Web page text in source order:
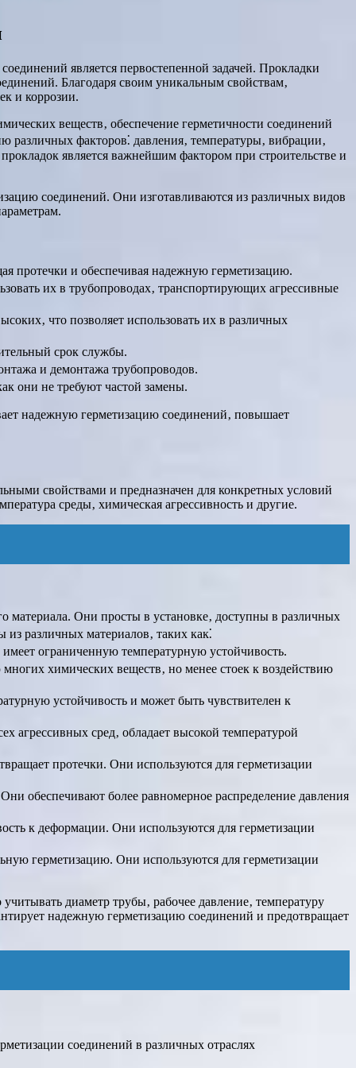
является первостепенной задачей. Прокладки
Благодаря своим уникальным свойствам‚
и коррозии.
веществ‚ обеспечение герметичности соединений
различных факторов⁚ давления‚ температуры‚ вибрации‚
является важнейшим фактором при строительстве и
соединений. Они изготавливаются из различных видов
протечки и обеспечивая надежную герметизацию.
их в трубопроводах‚ транспортирующих агрессивные
что позволяет использовать их в различных
срок службы.
и демонтажа трубопроводов.
они не требуют частой замены.
надежную герметизацию соединений‚ повышает
свойствами и предназначен для конкретных условий
среды‚ химическая агрессивность и другие.
материала. Они просты в установке‚ доступны в различных
различных материалов‚ таких как⁚
ограниченную температурную устойчивость.
химических веществ‚ но менее стоек к воздействию
устойчивость и может быть чувствителен к
агрессивных сред‚ обладает высокой температурой
протечки. Они используются для герметизации
обеспечивают более равномерное распределение давления
к деформации. Они используются для герметизации
герметизацию. Они используются для герметизации
диаметр трубы‚ рабочее давление‚ температуру
надежную герметизацию соединений и предотвращает
соединений в различных отраслях